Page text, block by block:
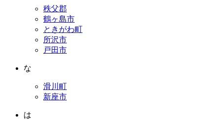
秩父郡
鶴ヶ島市
ときがわ町
所沢市
戸田市
な
滑川町
新座市
は